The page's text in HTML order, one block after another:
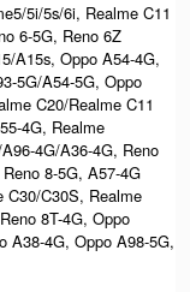
5i/5s/6i, Realme C11
6-5G, Reno 6Z
A15s, Oppo A54-4G,
5G/A54-5G, Oppo
C20/Realme C11
4G, Realme
4G/A36-4G, Reno
8-5G, A57-4G
C30/C30S, Realme
8T-4G, Oppo
A38-4G, Oppo A98-5G,